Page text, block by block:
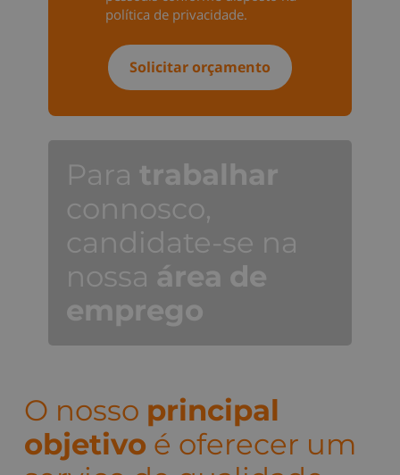
política de privacidade.
Para trabalhar
connosco,
candidate-se na
nossa área de
emprego
O nosso principal
objetivo é oferecer um